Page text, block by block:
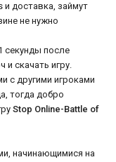
и доставка, займут
не нужно
секунды после
скачать игру.
с другими игроками
тогда добро
Stop Online-Battle of
начинающимися на